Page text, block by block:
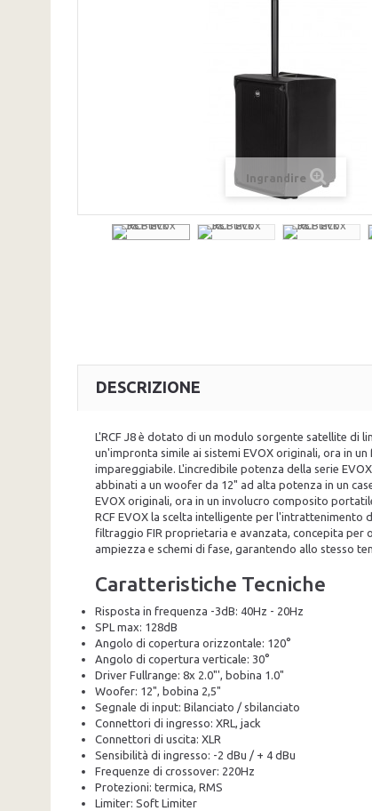
Ingrandire
DESCRIZIONE
L'RCF J8 è dotato di un modulo sorgente satellite di
un'impronta simile ai sistemi EVOX originali, ora in
impareggiabile. L'incredibile potenza della serie
abbinati a un woofer da 12" ad alta potenza in un
EVOX originali, ora in un involucro composito
RCF EVOX la scelta intelligente per l'intrattenimento
filtraggio FIR proprietaria e avanzata, concepita per
ampiezza e schemi di fase, garantendo allo stesso
Caratteristiche Tecniche
Risposta in frequenza -3dB: 40Hz - 20Hz
SPL max: 128dB
Angolo di copertura orizzontale: 120°
Angolo di copertura verticale: 30°
Driver Fullrange: 8x 2.0"', bobina 1.0"
Woofer: 12", bobina 2,5"
Segnale di input: Bilanciato / sbilanciato
Connettori di ingresso: XRL, jack
Connettori di uscita: XLR
Sensibilità di ingresso: -2 dBu / + 4 dBu
Frequenze di crossover: 220Hz
Protezioni: termica, RMS
Limiter: Soft Limiter